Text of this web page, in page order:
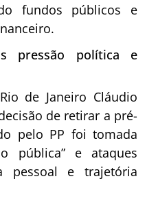
fundos públicos e
pressão política e
de Janeiro Cláudio
de retirar a pré-
pelo PP foi tomada
pública” e ataques
pessoal e trajetória